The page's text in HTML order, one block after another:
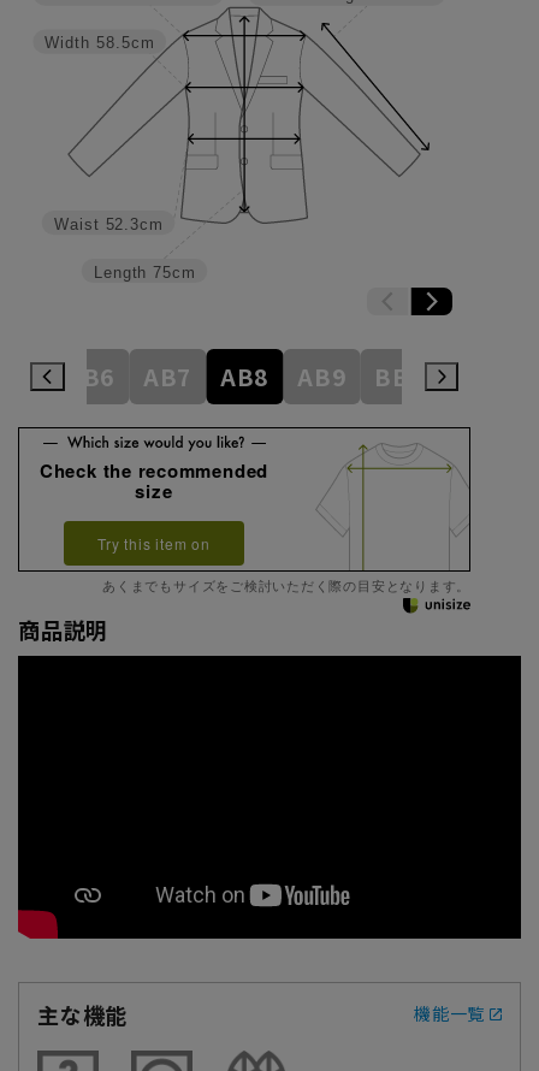
Length 75cm
Waist 52.3cm
Width 58.5cm
AB6 AB7 AB8 AB9 BE3 BE4
Check the recommended
size
Try this item on
あくまでもサイズをご検討いただく際の目安となります。
商品説明
主な機能 機能一覧